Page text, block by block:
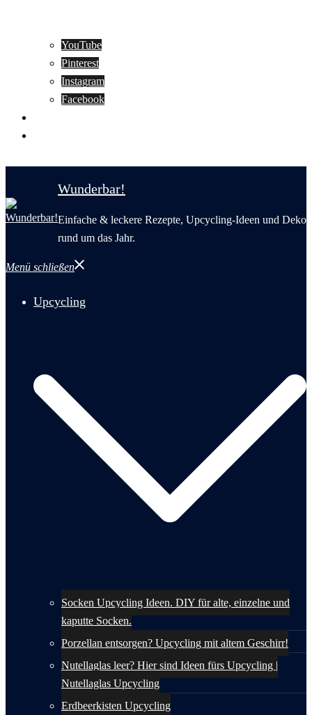
YouTube
Pinterest
Instagram
Facebook
Wunderbar!
Einfache & leckere Rezepte, Upcycling-Ideen und Deko
rund um das Jahr.
Menü schließen
Upcycling
Socken Upcycling Ideen. DIY für alte, einzelne und
kaputte Socken.
Porzellan entsorgen? Upcycling mit altem Geschirr!
Nutellaglas leer? Hier sind Ideen fürs Upcycling |
Nutellaglas Upcycling
Erdbeerkisten Upcycling